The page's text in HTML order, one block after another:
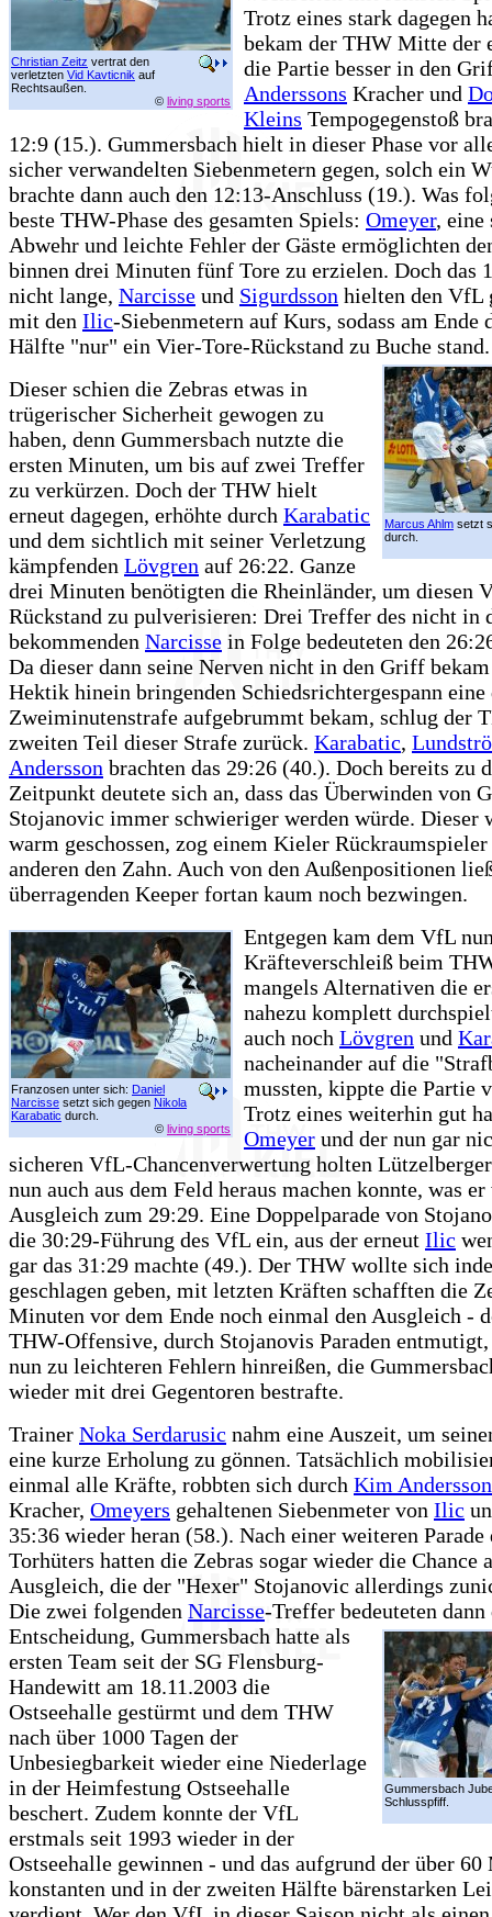
Christian Zeitz vertrat den
verletzten Vid Kavticnik auf
Rechtsaußen.
© living sports
Trotz eines stark dagegen
bekam der THW Mitte der
die Partie besser in den
Anderssons Kracher und
Kleins Tempogegenstoß
12:9 (15.). Gummersbach hielt in dieser Phase vor
sicher verwandelten Siebenmetern gegen, solch ein
brachte dann auch den 12:13-Anschluss (19.). Was
beste THW-Phase des gesamten Spiels: Omeyer, eine
Abwehr und leichte Fehler der Gäste ermöglichten
binnen drei Minuten fünf Tore zu erzielen. Doch das
nicht lange, Narcisse und Sigurdsson hielten den VfL
mit den Ilic-Siebenmetern auf Kurs, sodass am Ende
Hälfte "nur" ein Vier-Tore-Rückstand zu Buche stand.
Marcus Ahlm setzt
durch.
Dieser schien die Zebras etwas in
trügerischer Sicherheit gewogen zu
haben, denn Gummersbach nutzte die
ersten Minuten, um bis auf zwei Treffer
zu verkürzen. Doch der THW hielt
erneut dagegen, erhöhte durch Karabatic
und dem sichtlich mit seiner Verletzung
kämpfenden Lövgren auf 26:22. Ganze
drei Minuten benötigten die Rheinländer, um diesen
Rückstand zu pulverisieren: Drei Treffer des nicht in
bekommenden Narcisse in Folge bedeuteten den
Da dieser dann seine Nerven nicht in den Griff
Hektik hinein bringenden Schiedsrichtergespann eine
Zweiminutenstrafe aufgebrummt bekam, schlug der
zweiten Teil dieser Strafe zurück. Karabatic,
Andersson brachten das 29:26 (40.). Doch bereits zu
Zeitpunkt deutete sich an, dass das Überwinden von
Stojanovic immer schwieriger werden würde. Dieser
warm geschossen, zog einem Kieler Rückraumspieler
anderen den Zahn. Auch von den Außenpositionen
überragenden Keeper fortan kaum noch bezwingen.
Franzosen unter sich: Daniel
Narcisse setzt sich gegen Nikola
Karabatic durch.
© living sports
Entgegen kam dem VfL
Kräfteverschleiß beim
mangels Alternativen die
nahezu komplett
auch noch Lövgren und
nacheinander auf die
mussten, kippte die Partie
Trotz eines weiterhin gut
Omeyer und der nun gar
sicheren VfL-Chancenverwertung holten
nun auch aus dem Feld heraus machen konnte, was
Ausgleich zum 29:29. Eine Doppelparade von
die 30:29-Führung des VfL ein, aus der erneut Ilic
gar das 31:29 machte (49.). Der THW wollte sich
geschlagen geben, mit letzten Kräften schafften die
Minuten vor dem Ende noch einmal den Ausgleich -
THW-Offensive, durch Stojanovis Paraden
nun zu leichteren Fehlern hinreißen, die
wieder mit drei Gegentoren bestrafte.
Trainer Noka Serdarusic nahm eine Auszeit, um
eine kurze Erholung zu gönnen. Tatsächlich
einmal alle Kräfte, robbten sich durch Kim
Kracher, Omeyers gehaltenen Siebenmeter von Ilic
35:36 wieder heran (58.). Nach einer weiteren
Torhüters hatten die Zebras sogar wieder die Chance
Ausgleich, die der "Hexer" Stojanovic allerdings
Die zwei folgenden Narcisse-Treffer bedeuteten dann
Entscheidung,
Gummersbach
Schlusspfiff.
Gummersbach hatte als
ersten Team seit der SG Flensburg-
Handewitt am 18.11.2003 die
Ostseehalle gestürmt und dem THW
nach über 1000 Tagen der
Unbesiegbarkeit wieder eine Niederlage
in der Heimfestung Ostseehalle
beschert. Zudem konnte der VfL
erstmals seit 1993 wieder in der
Ostseehalle gewinnen - und das aufgrund der über
konstanten und in der zweiten Hälfte bärenstarken